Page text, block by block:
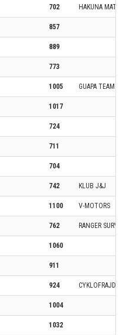
702 HAKUNA MATATA
857
889
773
1005 GUAPA TEAM
1017
724
711
704
742 KLUB J&J
1100 V-MOTORS
762 RANGER
1060
911
924 CYKLOFRAJDA
1004
1032